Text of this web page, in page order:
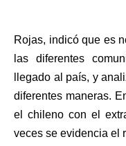
Rojas, indicó que es
las diferentes
llegado al país, y
diferentes maneras.
el chileno con el
veces se evidencia el